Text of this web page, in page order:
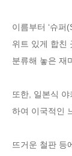
이름부터 ‘슈퍼
위트 있게 합친
분류해 놓은 재
또한, 일본식
하여 이국적인
뜨거운 철판 등